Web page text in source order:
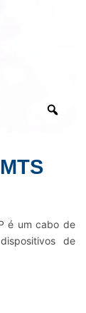
é um cabo de
de